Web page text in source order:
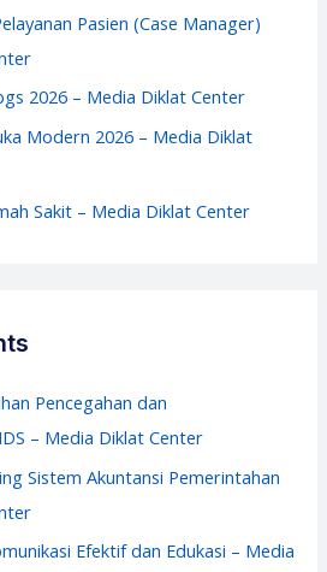
Pasien (Case Manager)
2026 – Media Diklat Center
Modern 2026 – Media Diklat
Sakit – Media Diklat Center
Pencegahan dan
– Media Diklat Center
Sistem Akuntansi Pemerintahan
Efektif dan Edukasi – Media